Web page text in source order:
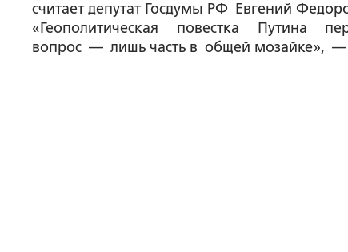
считает депутат Госдумы РФ Евгений
«Геополитическая повестка Путина
вопрос — лишь часть в общей мозайке», —